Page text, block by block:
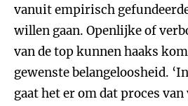
vanuit empirisch
willen gaan. Openlijke of
van de top kunnen haaks
gewenste belangeloosheid.
gaat het er om dat proces